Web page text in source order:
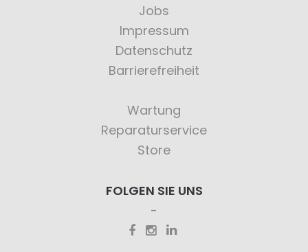
Jobs
Impressum
Datenschutz
Barrierefreiheit
Wartung
Reparaturservice
Store
FOLGEN SIE UNS